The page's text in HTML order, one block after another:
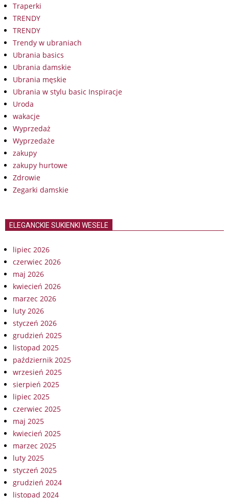
Traperki
TRENDY
TRENDY
Trendy w ubraniach
Ubrania basics
Ubrania damskie
Ubrania męskie
Ubrania w stylu basic Inspiracje
Uroda
wakacje
Wyprzedaż
Wyprzedaże
zakupy
zakupy hurtowe
Zdrowie
Zegarki damskie
ELEGANCKIE SUKIENKI WESELE
lipiec 2026
czerwiec 2026
maj 2026
kwiecień 2026
marzec 2026
luty 2026
styczeń 2026
grudzień 2025
listopad 2025
październik 2025
wrzesień 2025
sierpień 2025
lipiec 2025
czerwiec 2025
maj 2025
kwiecień 2025
marzec 2025
luty 2025
styczeń 2025
grudzień 2024
listopad 2024